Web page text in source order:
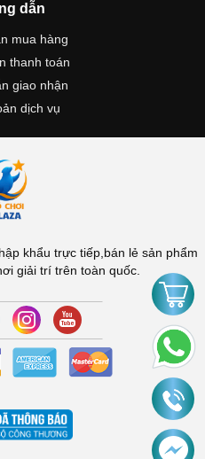
dẫn
mua hàng
thanh toán
giao nhận
dịch vụ
khẩu trực tiếp,bán lẻ sản phẩm
giải trí trên toàn quốc.